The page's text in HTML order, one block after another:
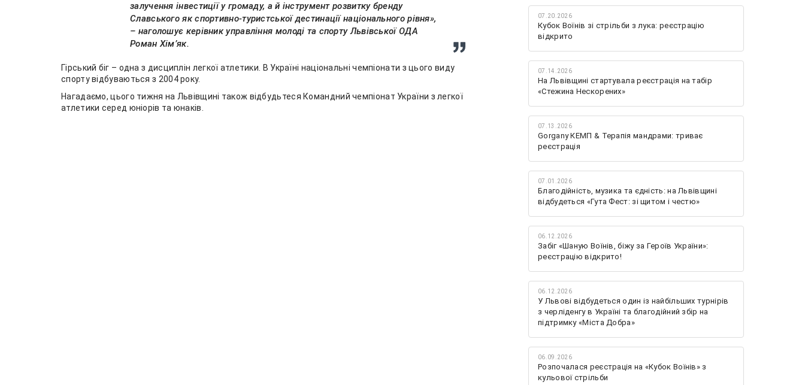
залучення інвестиції у громаду, а й інструмент розвитку бренду
Славського як спортивно-туристської дестинації національного рівня»,
– наголошує керівник управління молоді та спорту Львівської ОДА
Роман Хім’як.
Гірський біг – одна з дисциплін легкої атлетики. В Україні національні чемпіонати з цього виду
спорту відбуваються з 2004 року.
Нагадаємо, цього тижня на Львівщині також відбудьтеся Командний чемпіонат України з легкої
атлетики серед юніорів та юнаків.
07.20.2026
Кубок Воїнів зі стрільби з лука: реєстрацію
відкрито
07.14.2026
На Львівщині стартувала реєстрація на табір
«Стежина Нескорених»
07.13.2026
Gorgany КЕМП & Терапія мандрами: триває
реєстрація
07.01.2026
Благодійність, музика та єдність: на Львівщині
відбудеться «Гута Фест: зі щитом і честю»
06.12.2026
Забіг «Шаную Воїнів, біжу за Героїв України»:
реєстрацію відкрито!
06.12.2026
У Львові відбудеться один із найбільших турнірів
з черліденгу в Україні та благодійний збір на
підтримку «Міста Добра»
06.09.2026
Розпочалася реєстрація на «Кубок Воїнів» з
кульової стрільби